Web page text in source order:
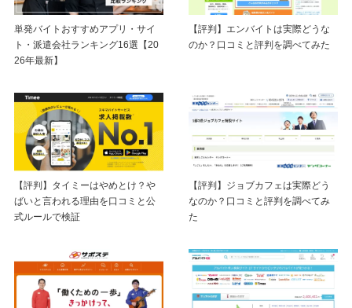
単発バイトおすすめアプリ・サイ
ト・派遣会社ランキング16選【20
26年最新】
【評判】エンバイトは実際どうな
のか？口コミと評判を調べてみた
【評判】タイミーはやめとけ？や
ばいと言われる理由を口コミと公
式ルールで検証
【評判】ジョブカフェは実際どう
なのか？口コミと評判を調べてみ
た